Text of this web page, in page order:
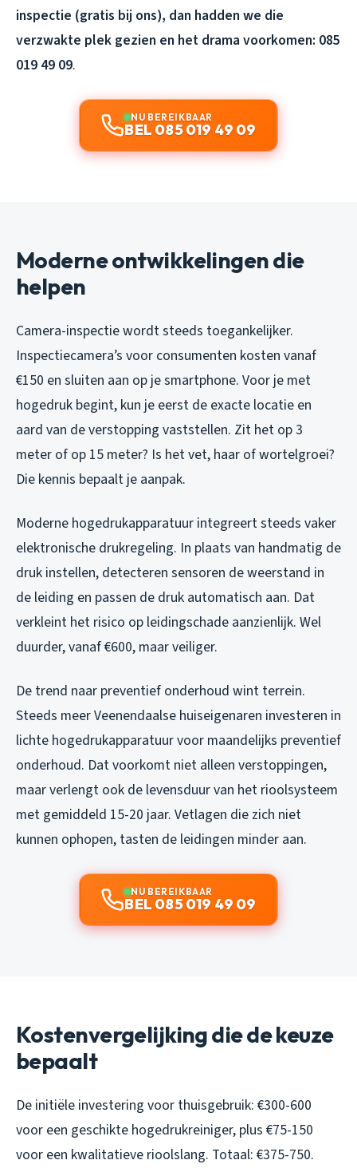
inspectie (gratis bij ons), dan hadden we die
verzwakte plek gezien en het drama voorkomen: 085
019 49 09.
NU BEREIKBAAR
BEL 085 019 49 09
Moderne ontwikkelingen die
helpen
Camera-inspectie wordt steeds toegankelijker.
Inspectiecamera’s voor consumenten kosten vanaf
€150 en sluiten aan op je smartphone. Voor je met
hogedruk begint, kun je eerst de exacte locatie en
aard van de verstopping vaststellen. Zit het op 3
meter of op 15 meter? Is het vet, haar of wortelgroei?
Die kennis bepaalt je aanpak.
Moderne hogedrukapparatuur integreert steeds vaker
elektronische drukregeling. In plaats van handmatig de
druk instellen, detecteren sensoren de weerstand in
de leiding en passen de druk automatisch aan. Dat
verkleint het risico op leidingschade aanzienlijk. Wel
duurder, vanaf €600, maar veiliger.
De trend naar preventief onderhoud wint terrein.
Steeds meer Veenendaalse huiseigenaren investeren in
lichte hogedrukapparatuur voor maandelijks preventief
onderhoud. Dat voorkomt niet alleen verstoppingen,
maar verlengt ook de levensduur van het rioolsysteem
met gemiddeld 15-20 jaar. Vetlagen die zich niet
kunnen ophopen, tasten de leidingen minder aan.
NU BEREIKBAAR
BEL 085 019 49 09
Kostenvergelijking die de keuze
bepaalt
De initiële investering voor thuisgebruik: €300-600
voor een geschikte hogedrukreiniger, plus €75-150
voor een kwalitatieve rioolslang. Totaal: €375-750.